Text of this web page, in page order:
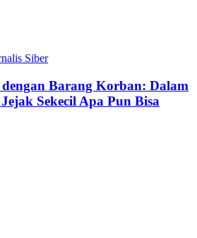
Siber
Barang Korban: Dalam
Sekecil Apa Pun Bisa